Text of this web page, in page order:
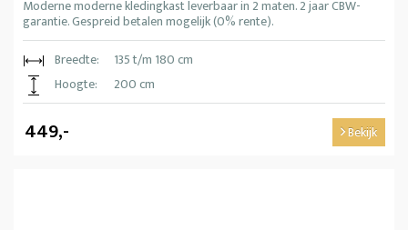
Moderne moderne kledingkast leverbaar in 2 maten. 2 jaar CBW-
garantie. Gespreid betalen mogelijk (0% rente).
Breedte:
135 t/m 180 cm
Hoogte:
200 cm
449,- Bekijk